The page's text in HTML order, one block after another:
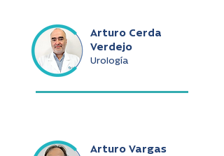
Arturo Cerda
Verdejo
Urología
Arturo Vargas